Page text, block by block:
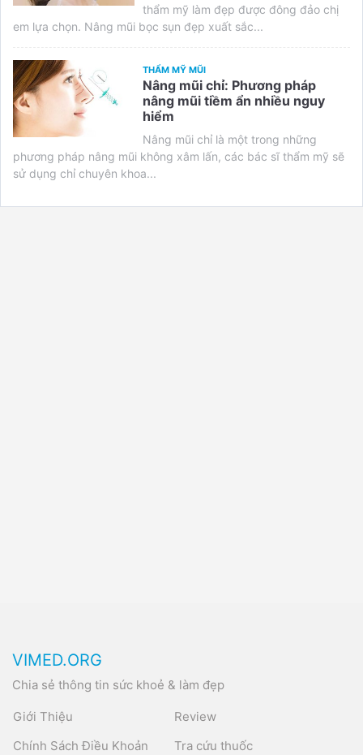
thẩm mỹ làm đẹp được đông đảo chị
em lựa chọn. Nâng mũi bọc sụn đẹp xuất sắc...
THẨM MỸ MŨI
Nâng mũi chỉ: Phương pháp
nâng mũi tiềm ẩn nhiều nguy
hiểm
Nâng mũi chỉ là một trong những
phương pháp nâng mũi không xâm lấn, các bác sĩ thẩm mỹ sẽ
sử dụng chỉ chuyên khoa...
VIMED.ORG
Chia sẻ thông tin sức khoẻ & làm đẹp
Giới Thiệu
Chính Sách Điều Khoản
Review
Tra cứu thuốc